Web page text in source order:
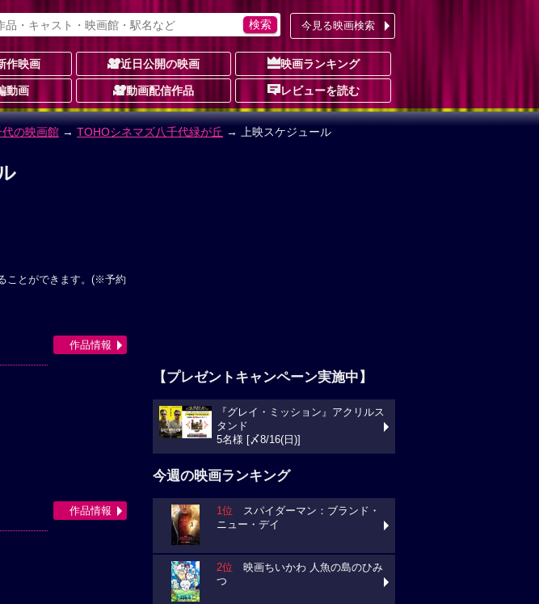
今見る映画検索
作映画 近日公開の映画 映画ランキング
動画 動画配信作品 レビューを読む
の映画館 → TOHOシネマズ八千代緑が丘 → 上映スケジュール
ことができます。(※予約
作品情報
作品情報
【プレゼントキャンペーン実施中】
『グレイ・ミッション』アクリルス
タンド
5名様 [〆8/16(日)]
今週の映画ランキング
1位 スパイダーマン：ブランド・
ニュー・デイ
2位 映画ちいかわ 人魚の島のひみ
つ